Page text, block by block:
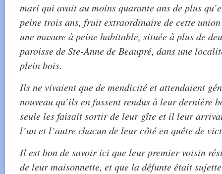
mari qui avait au moins quarante ans de plus
peine trois ans, fruit extraordinaire de cette
une masure à peine habitable, située à plus de
paroisse de Ste-Anne de Beaupré, dans une
plein bois.
Ils ne vivaient que de mendicité et attendaient
nouveau qu’ils en fussent rendus à leur dernière
seule les faisait sortir de leur gîte et il leur
l’un et l’autre chacun de leur côté en quête de
Il est bon de savoir ici que leur premier voisin
de leur maisonnette, et que la défunte était